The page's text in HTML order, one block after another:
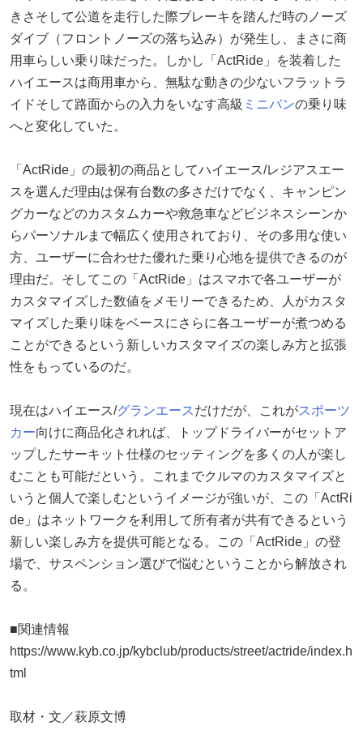
きさそして公道を走行した際ブレーキを踏んだ時のノーズ
ダイブ（フロントノーズの落ち込み）が発生し、まさに商
用車らしい乗り味だった。しかし「ActRide」を装着した
ハイエースは商用車から、無駄な動きの少ないフラットラ
イドそして路面からの入力をいなす高級 ミニバンの乗り味
へと変化していた。
「ActRide」の最初の商品としてハイエース/レジアスエー
スを選んだ理由は保有台数の多さだけでなく、キャンピン
グカーなどのカスタムカーや救急車などビジネスシーンか
らパーソナルまで幅広く使用されており、その多用な使い
方、ユーザーに合わせた優れた乗り心地を提供できるのが
理由だ。そしてこの「ActRide」はスマホで各ユーザーが
カスタマイズした数値をメモリーできるため、人がカスタ
マイズした乗り味をベースにさらに各ユーザーが煮つめる
ことができるという新しいカスタマイズの楽しみ方と拡張
性をもっているのだ。
現在はハイエース/グランエース だけだが、これがスポーツ
カー向けに商品化されれば、トップドライバーがセットア
ップしたサーキット仕様のセッティングを多くの人が楽し
むことも可能だという。これまでクルマのカスタマイズと
いうと個人で楽しむというイメージが強いが、この「ActRi
de」はネットワークを利用して所有者が共有できるという
新しい楽しみ方を提供可能となる。この「ActRide」の登
場で、サスペンション選びで悩むということから解放され
る。
■関連情報
https://www.kyb.co.jp/kybclub/products/street/actride/index.h
tml
取材・文／萩原文博